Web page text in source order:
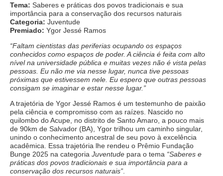
Tema: Saberes e práticas dos povos tradicionais e sua
importância para a conservação dos recursos naturais
Categoria: Juventude
Premiado: Ygor Jessé Ramos
“Faltam cientistas das periferias ocupando os espaços
conhecidos como espaços de poder. A ciência é feita com alto
nível na universidade pública e muitas vezes não é vista pelas
pessoas. Eu não me via nesse lugar, nunca tive pessoas
próximas que estivessem nele. Eu espero que outras pessoas
consigam se imaginar e estar nesse lugar.”
A trajetória de Ygor Jessé Ramos é um testemunho de paixão
pela ciência e compromisso com as raízes. Nascido no
quilombo do Acupe, no distrito de Santo Amaro, a pouco mais
de 90km de Salvador (BA), Ygor trilhou um caminho singular,
unindo o conhecimento ancestral de seu povo à excelência
acadêmica. Essa trajetória lhe rendeu o Prêmio Fundação
Bunge 2025 na categoria Juventude para o tema “Saberes e
práticas dos povos tradicionais e sua importância para a
conservação dos recursos naturais”.